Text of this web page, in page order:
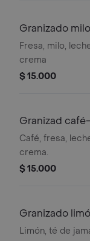
Granizado
Fresa, milo,
crema
$ 15.000
Granizad
Café, fresa,
crema.
$ 15.000
Granizado
Limón, té de